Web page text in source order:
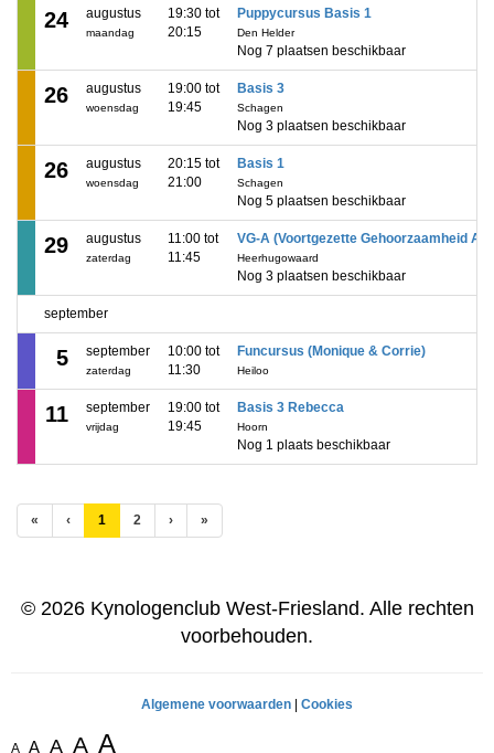
24 augustus
maandag
19:30 tot
20:15
Puppycursus Basis 1
Den Helder
Nog 7 plaatsen beschikbaar
26 augustus
woensdag
19:00 tot
19:45
Basis 3
Schagen
Nog 3 plaatsen beschikbaar
26 augustus
woensdag
20:15 tot
21:00
Basis 1
Schagen
Nog 5 plaatsen beschikbaar
29 augustus
zaterdag
11:00 tot
11:45
VG-A (Voortgezette Gehoorzaamheid A)
Heerhugowaard
Nog 3 plaatsen beschikbaar
september
5 september
zaterdag
10:00 tot
11:30
Funcursus (Monique & Corrie)
Heiloo
11 september
vrijdag
19:00 tot
19:45
Basis 3 Rebecca
Hoorn
Nog 1 plaats beschikbaar
« ‹ 1 (huidige)
2 › »
© 2026 Kynologenclub West-Friesland. Alle rechten
voorbehouden.
Algemene voorwaarden Cookies
A A A A A